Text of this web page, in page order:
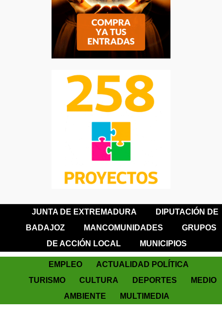
JUNTA DE EXTREMADURA
DIPUTACIÓN DE
BADAJOZ
MANCOMUNIDADES
GRUPOS
DE ACCIÓN LOCAL
MUNICIPIOS
EMPLEO
ACTUALIDAD POLÍTICA
TURISMO
CULTURA DEPORTES
MEDIO
AMBIENTE
MULTIMEDIA